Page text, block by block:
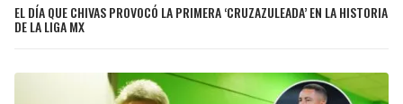
EL DÍA QUE CHIVAS PROVOCÓ LA PRIMERA ‘CRUZAZULEADA’ EN LA HISTORIA
DE LA LIGA MX